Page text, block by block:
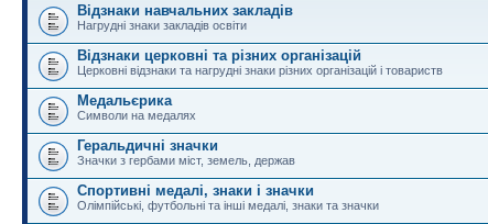
Відзнаки навчальних закладів
Нагрудні знаки закладів освіти
Відзнаки церковні та різних організацій
Церковні відзнаки та нагрудні знаки різних організацій і товариств
Медальєрика
Символи на медалях
Геральдичні значки
Значки з гербами міст, земель, держав
Спортивні медалі, знаки і значки
Олімпійські, футбольні та інші медалі, знаки та значки